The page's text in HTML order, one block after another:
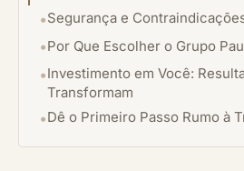
Segurança e
Por Que Escolher o Grupo
Investimento em Você:
Transformam
Dê o Primeiro Passo Rumo à